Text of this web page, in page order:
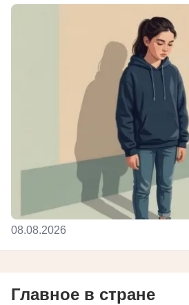
08.08.2026
Главное в стране